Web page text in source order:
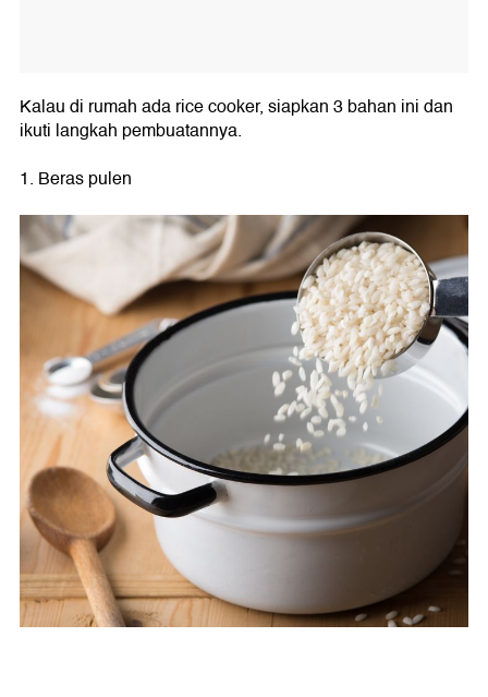
Kalau di rumah ada rice cooker, siapkan 3 bahan ini dan
ikuti langkah pembuatannya.
1. Beras pulen